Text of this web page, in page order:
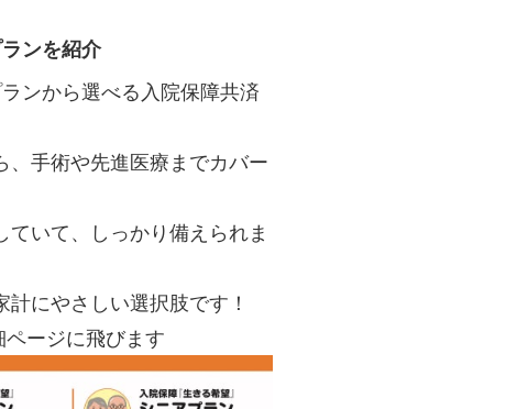
ンを紹介
ンから選べる入院保障共済
、手術や先進医療までカバー
ていて、しっかり備えられま
にやさしい選択肢です！
ージに飛びます